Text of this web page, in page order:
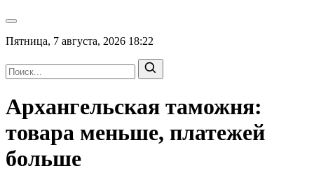
Пятница, 7 августа, 2026 18:22
Архангельская таможня:
товара меньше, платежей
больше